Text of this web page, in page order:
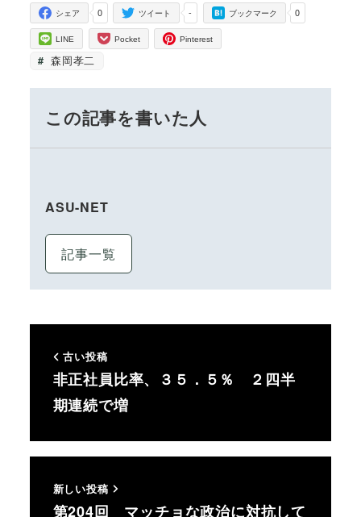
0
シェア -
ツイート 0
ブックマーク
LINE Pocket Pinterest
森岡孝二
この記事を書いた人
ASU-NET
記事一覧
古い投稿
非正社員比率、３５．５％ ２四半
期連続で増
新しい投稿
第204回 マッチョな政治に対抗して